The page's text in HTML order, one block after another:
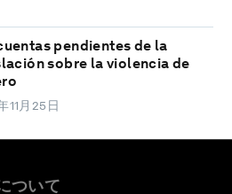
pendientes de la
sobre la violencia de
11月25日
ついて